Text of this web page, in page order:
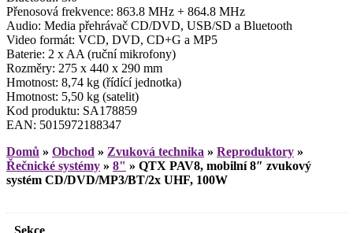
Přenosová frekvence: 863.8 MHz + 864.8 MHz
Audio: Media přehrávač CD/DVD, USB/SD a Bluetooth
Video formát: VCD, DVD, CD+G a MP5
Baterie: 2 x AA (ruční mikrofony)
Rozměry: 275 x 440 x 290 mm
Hmotnost: 8,74 kg (řídící jednotka)
Hmotnost: 5,50 kg (satelit)
Kod produktu: SA178859
EAN: 5015972188347
Domů » Obchod » Zvuková technika » Reproduktory »
Řečnické systémy » 8" » QTX PAV8, mobilní 8″ zvukový
systém CD/DVD/MP3/BT/2x UHF, 100W
Sekce